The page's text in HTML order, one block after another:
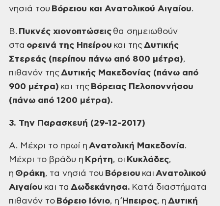
νησιά του Βόρειου και Ανατολικού Αιγαίου.
Β. Πυκνές χιονοπτώσεις θα σημειωθούν
στα ορεινά της Ηπείρου και τηςΔυτικής
Στερεάς (περίπου πάνω από 800 μέτρα),
πιθανόν τηςΔυτικής Μακεδονίας (πάνω από
900 μέτρα) και της Βόρειας Πελοποννήσου
(πάνω από 1200 μέτρα).
3. Την Παρασκευή (29-12-2017)
Α. Μέχρι το πρωί η Ανατολική Μακεδονία.
Μέχρι το βράδυ η Κρήτη, οι Κυκλάδες,
η Θράκη, τα νησιά του Βόρειου και Ανατολικού
Αιγαίου και τα Δωδεκάνησα. Κατά διαστήματα
πιθανόν το Βόρειο Ιόνιο, ηΉπειρος, η Δυτική